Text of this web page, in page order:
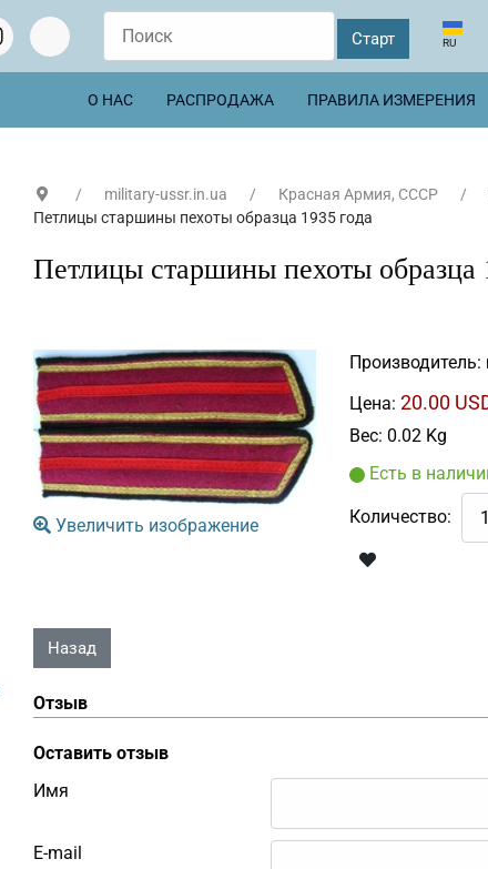
RU
О НАС РАСПРОДАЖА ПРАВИЛА ИЗМЕРЕНИЯ
military-ussr.in.ua Красная Армия, СССР
Петлицы старшины пехоты образца 1935 года
Петлицы старшины пехоты образца
Увеличить изображение
Производитель:
Цена: 20.00
Вес: 0.02 Kg
Есть в
Количество:
Отзыв
Оставить отзыв
Имя
E-mail